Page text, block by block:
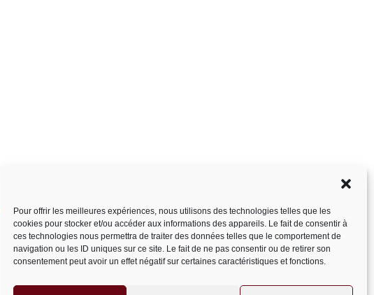
Pour offrir les meilleures expériences, nous utilisons des technologies telles que les
cookies pour stocker et/ou accéder aux informations des appareils. Le fait de consentir à
ces technologies nous permettra de traiter des données telles que le comportement de
navigation ou les ID uniques sur ce site. Le fait de ne pas consentir ou de retirer son
consentement peut avoir un effet négatif sur certaines caractéristiques et fonctions.